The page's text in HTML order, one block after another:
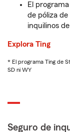
El
de póliza
inquilinos
Explora Ting
* El programa Ting de
SD ni WY
Seguro de